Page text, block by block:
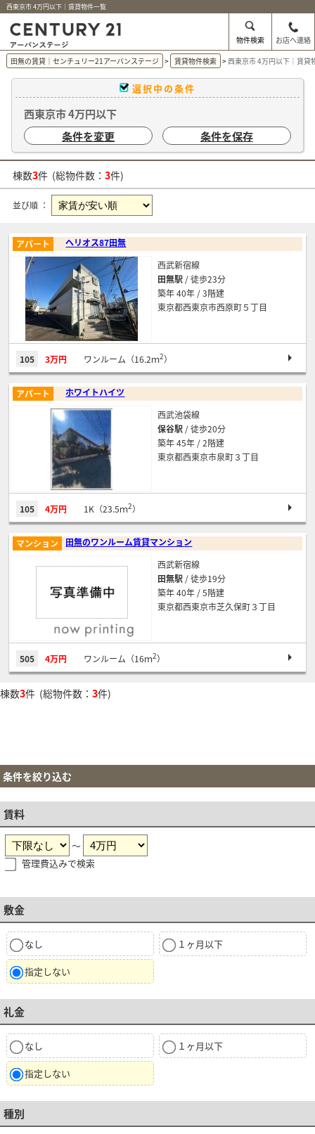
西東京市 4万円以下｜賃貸物件一覧
物件検索
お店へ連絡
田無の賃貸｜センチュリー21アーバンステージ
賃貸物件検索 西東京市 4万円以下｜賃貸
選択中の条件
西東京市 4万円以下
条件を変更
条件を保存
棟数3件 (総物件数： 3件)
並び順 ：
ヘリオス87田無
アパート
西武新宿線
田無駅 / 徒歩23分
築年 40年 / 3階建
東京都西東京市西原町５丁目
105 3万円 ワンルーム（16.2ｍ2）
ホワイトハイツ
アパート
西武池袋線
保谷駅 / 徒歩20分
築年 45年 / 2階建
東京都西東京市泉町３丁目
105 4万円 1K（23.5ｍ2）
田無のワンルーム賃貸マンション
マンション
西武新宿線
田無駅 / 徒歩19分
築年 40年 / 5階建
東京都西東京市芝久保町３丁目
505 4万円 ワンルーム（16ｍ2）
棟数3件 (総物件数： 3件)
条件を絞り込む
賃料
～
管理費込みで検索
敷金
なし １ヶ月以下
指定しない
礼金
なし １ヶ月以下
指定しない
種別